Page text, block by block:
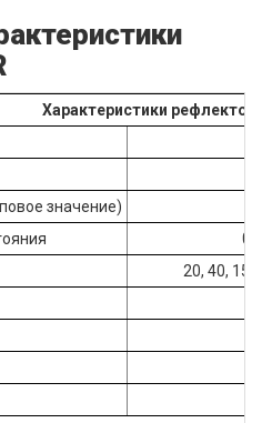
Характеристики
значение)
20, 40,